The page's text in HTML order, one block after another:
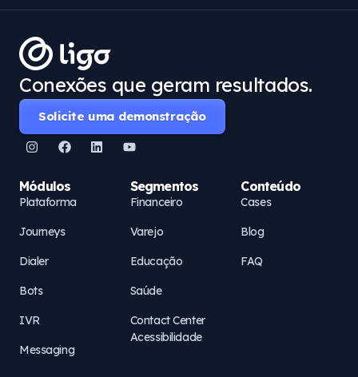
Conexões que geram resultados.
Solicite uma demonstração
Módulos
Plataforma
Journeys
Dialer
Bots
IVR
Messaging
Segmentos
Financeiro
Varejo
Educação
Saúde
Contact Center
Acessibilidade
Conteúdo
Cases
Blog
FAQ